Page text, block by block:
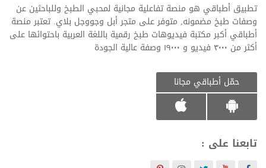
تطبيق أطباقي هو منصة تفاعلية مجانية لمحبي الطبخ وللباحثين عن
وصفات طبخ مضمونه, متوفر على متجر أبل وجووجل بلاي. تعتبر منصة
أطباقي أكبر مكتبة فيديوهات طبخ رقمية باللغة العربية باحتوائها على
أكثر من ٣٠٠٠ فيديو و ١٩٠٠٠ وصفة عالية الجودة
حمّل أطباقي مجانا
تابعنا على :